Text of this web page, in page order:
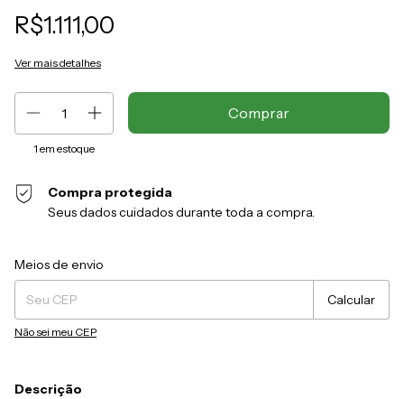
R$1.111,00
Ver mais detalhes
1 em estoque
Compra protegida
Seus dados cuidados durante toda a compra.
Entregas para o CEP:
Meios de envio
Calcular
Não sei meu CEP
Descrição